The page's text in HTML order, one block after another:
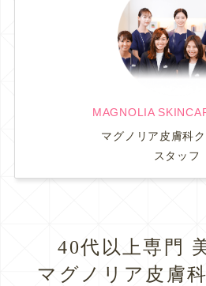
MAGNOLIA
マグノリア皮膚科
スタッフ
40代以上専門
マグノリア皮膚